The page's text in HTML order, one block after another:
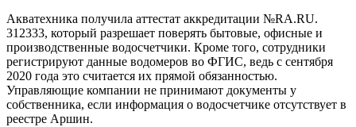
Акватехника получила аттестат аккредитации №RA.RU.
312333, который разрешает поверять бытовые, офисные и
производственные водосчетчики. Кроме того, сотрудники
регистрируют данные водомеров во ФГИС, ведь с сентября
2020 года это считается их прямой обязанностью.
Управляющие компании не принимают документы у
собственника, если информация о водосчетчике отсутствует в
реестре Аршин.